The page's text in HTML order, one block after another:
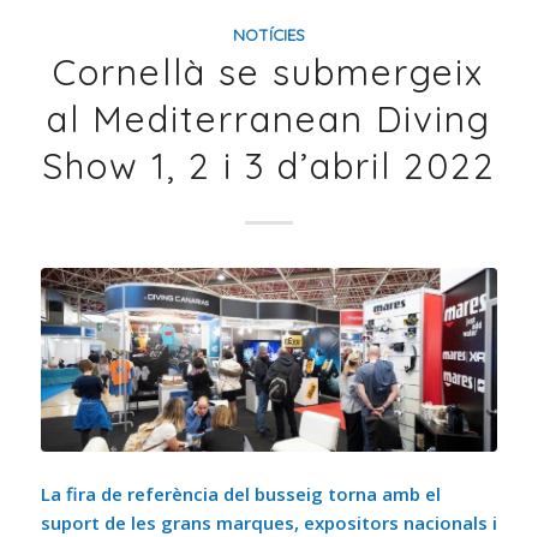
NOTÍCIES
Cornellà se submergeix
al Mediterranean Diving
Show 1, 2 i 3 d’abril 2022
La fira de referència del busseig torna amb el
suport de les grans marques, expositors nacionals i